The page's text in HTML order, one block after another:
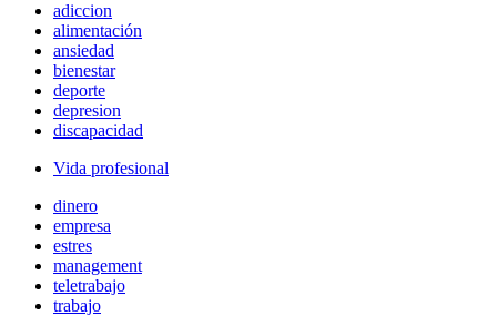
adiccion
alimentación
ansiedad
bienestar
deporte
depresion
discapacidad
Vida profesional
dinero
empresa
estres
management
teletrabajo
trabajo